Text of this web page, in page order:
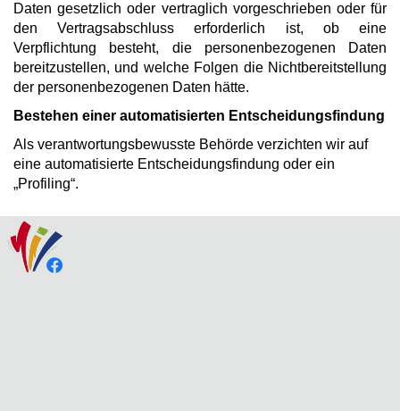
Daten gesetzlich oder vertraglich vorgeschrieben oder für
den Vertragsabschluss erforderlich ist, ob eine
Verpflichtung besteht, die personenbezogenen Daten
bereitzustellen, und welche Folgen die Nichtbereitstellung
der personenbezogenen Daten hätte.
Bestehen einer automatisierten Entscheidungsfindung
Als verantwortungsbewusste Behörde verzichten wir auf
eine automatisierte Entscheidungsfindung oder ein
„Profiling“.